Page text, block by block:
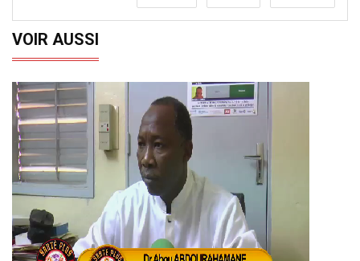
VOIR AUSSI